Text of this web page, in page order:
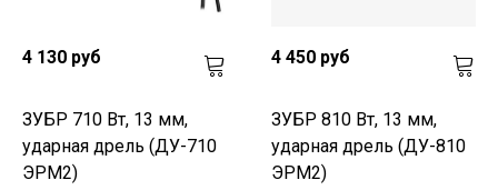
4 130 руб
ЗУБР 710 Вт, 13 мм,
ударная дрель (ДУ-710
ЭРМ2)
4 450 руб
ЗУБР 810 Вт, 13 мм,
ударная дрель (ДУ-810
ЭРМ2)